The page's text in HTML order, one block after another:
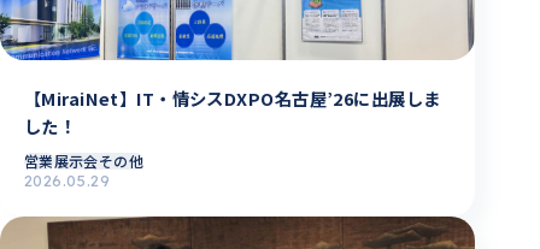
【MiraiNet】IT・情シスDXPO名古屋’26に出展しま
した！
営業展示会その他
2026.05.29